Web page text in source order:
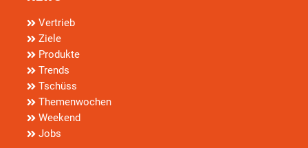
Vertrieb
Ziele
Produkte
Trends
Tschüss
Themenwochen
Weekend
Jobs